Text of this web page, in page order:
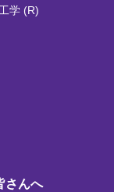
学 (R)
さんへ